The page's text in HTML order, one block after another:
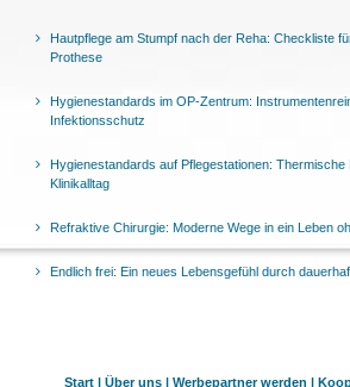
Hautpflege am Stumpf nach der Reha: Checkliste
Prothese
Hygienestandards im OP-Zentrum:
Infektionsschutz
Hygienestandards auf Pflegestationen: Thermische
Klinikalltag
Refraktive Chirurgie: Moderne Wege in ein Leben
Endlich frei: Ein neues Lebensgefühl durch
Start | Über uns | Werbepartner werden |